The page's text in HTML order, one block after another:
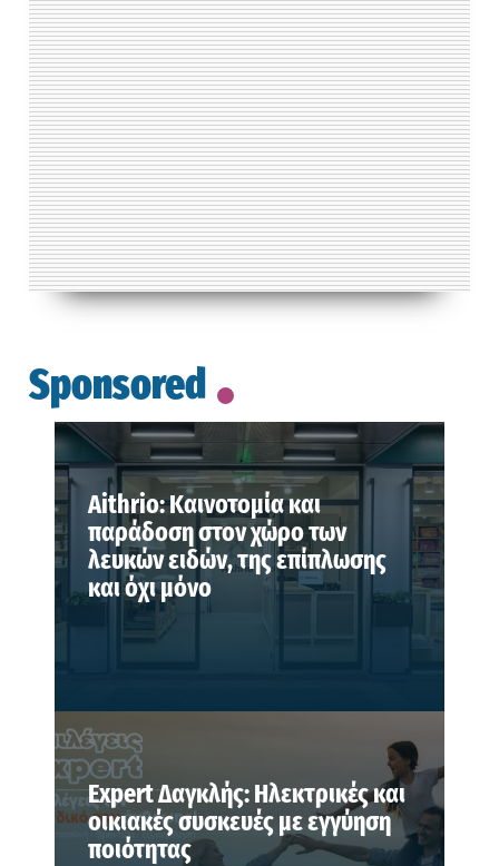
Sponsored
Aithrio: Καινοτομία και
παράδοση στον χώρο των
λευκών ειδών, της επίπλωσης
και όχι μόνο
Expert Δαγκλής: Ηλεκτρικές και
οικιακές συσκευές με εγγύηση
ποιότητας